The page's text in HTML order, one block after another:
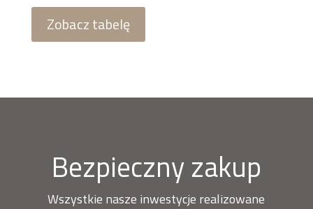
Zobacz tabelę
Bezpieczny zakup
Wszystkie nasze inwestycje realizowane